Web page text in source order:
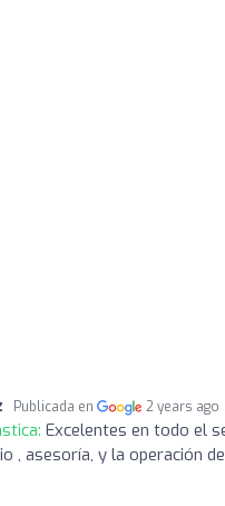
Publicada en 2 years ago
Excelentes en todo el
, asesoría, y la operación